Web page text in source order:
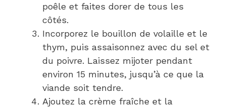
poêle et faites dorer de tous les
côtés.
Incorporez le bouillon de volaille et le
thym, puis assaisonnez avec du sel et
du poivre. Laissez mijoter pendant
environ 15 minutes, jusqu’à ce que la
viande soit tendre.
Ajoutez la crème fraîche et la